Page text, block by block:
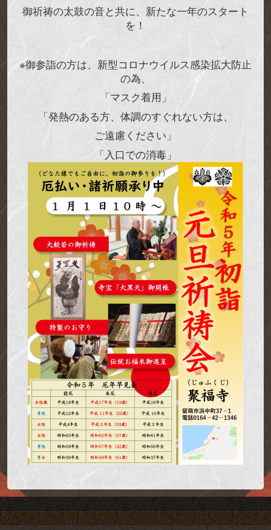
御祈祷の太鼓の音と共に、新たな一年のスタート
を！
※御参詣の方は、新型コロナウイルス感染拡大防止
の為、
「マスク着用」
「発熱のある方、体調のすぐれない方は、
ご遠慮ください」
「入口での消毒」